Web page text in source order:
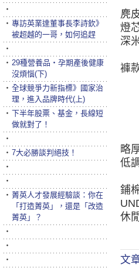
麂
燈
深
褲
略
低
鋪
休
文
‧
‧ 專訪英業達董事長李詩欽》
被超越的一哥，如何追趕
‧
‧ 29種營養品‧孕期產後健康
沒煩惱(下)
‧ 全球競爭力新指標》國家治
理，進入品牌時代(上)
‧ 下半年股票、基金，長線短
做就對了！
‧
‧ 7大必勝談判絕技！
‧
‧
‧ 菁英人才發展經驗談：你在
「打造菁英」，還是「改造
菁英」？
‧
‧
‧